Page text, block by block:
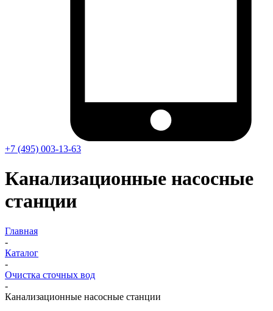
+7 (495) 003-13-63
Канализационные насосные
станции
Главная
-
Каталог
-
Очистка сточных вод
-
Канализационные насосные станции